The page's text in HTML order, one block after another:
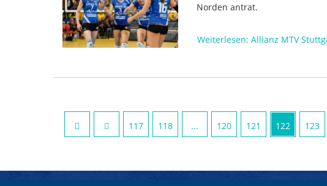
Norden antrat.
Weiterlesen: Allianz MTV
117 118 ... 120 121 122 123